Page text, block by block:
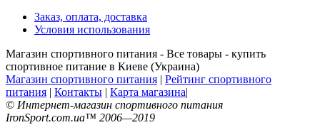
Заказ, оплата, доставка
Условия использования
Магазин спортивного питания - Все товары - купить
спортивное питание в Киеве (Украина)
Магазин спортивного питания | Рейтинг спортивного
питания | Контакты | Карта магазина|
© Интернет-магазин спортивного питания
IronSport.com.ua™ 2006—2019